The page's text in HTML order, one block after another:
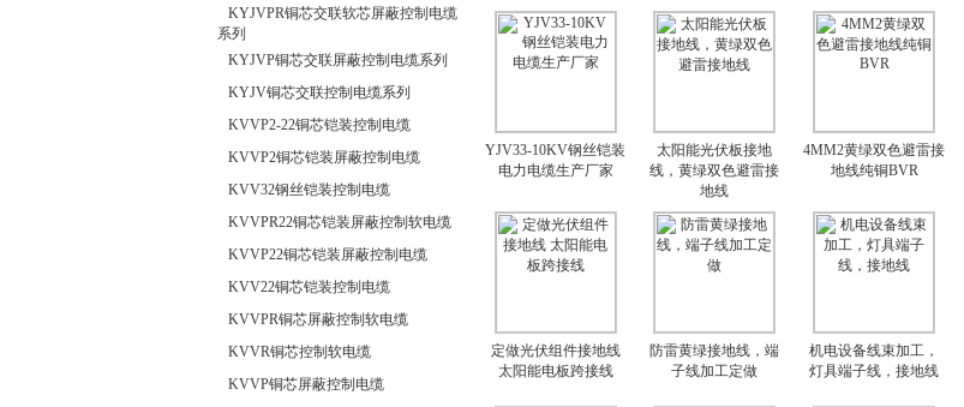
KYJVPR铜芯交联软芯屏蔽控制电缆
系列
KYJVP铜芯交联屏蔽控制电缆系列
KYJV铜芯交联控制电缆系列
KVVP2-22铜芯铠装控制电缆
KVVP2铜芯铠装屏蔽控制电缆
KVV32钢丝铠装控制电缆
KVVPR22铜芯铠装屏蔽控制软电缆
KVVP22铜芯铠装屏蔽控制电缆
KVV22铜芯铠装控制电缆
KVVPR铜芯屏蔽控制软电缆
KVVR铜芯控制软电缆
KVVP铜芯屏蔽控制电缆
YJV33-10KV钢丝铠装
电力电缆生产厂家
太阳能光伏板接地
线，黄绿双色避雷接
地线
4MM2黄绿双色避雷接
地线纯铜BVR
定做光伏组件接地线
太阳能电板跨接线
防雷黄绿接地线，端
子线加工定做
机电设备线束加工，
灯具端子线，接地线